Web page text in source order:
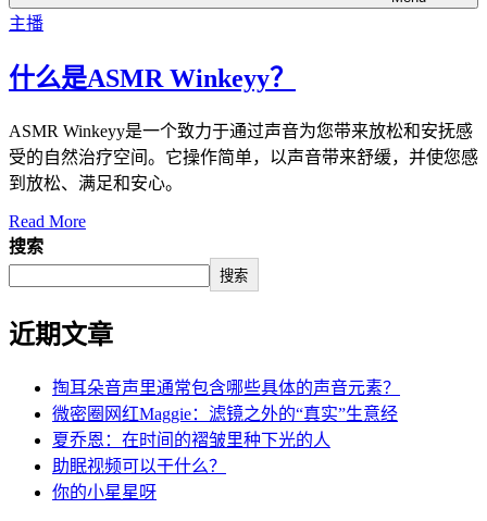
主播
什么是ASMR Winkeyy？
ASMR Winkeyy是一个致力于通过声音为您带来放松和安抚感
受的自然治疗空间。它操作简单，以声音带来舒缓，并使您感
到放松、满足和安心。
Read More
搜索
搜索
近期文章
掏耳朵音声里通常包含哪些具体的声音元素？
微密圈网红Maggie：滤镜之外的“真实”生意经
夏乔恩：在时间的褶皱里种下光的人
助眠视频可以干什么？
你的小星星呀